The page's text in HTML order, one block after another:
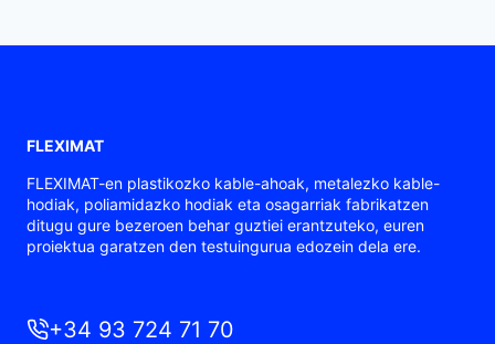
FLEXIMAT
FLEXIMAT-en plastikozko kable-ahoak, metalezko kable-
hodiak, poliamidazko hodiak eta osagarriak fabrikatzen
ditugu gure bezeroen behar guztiei erantzuteko, euren
proiektua garatzen den testuingurua edozein dela ere.
+34 93 724 71 70